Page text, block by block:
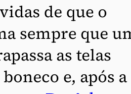
de que o
sempre que
as telas
e, após a